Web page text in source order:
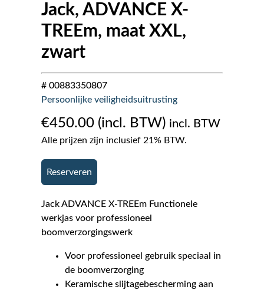
Jack, ADVANCE X-
TREEm, maat XXL,
zwart
# 00883350807
Persoonlijke veiligheidsuitrusting
€450.00 incl. BTW
Alle prijzen zijn inclusief 21% BTW.
Reserveren
Jack ADVANCE X-TREEm Functionele
werkjas voor professioneel
boomverzorgingswerk
Voor professioneel gebruik speciaal in
de boomverzorging
Keramische slijtagebescherming aan